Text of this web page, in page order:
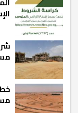
مسكن 7
مسكن 7